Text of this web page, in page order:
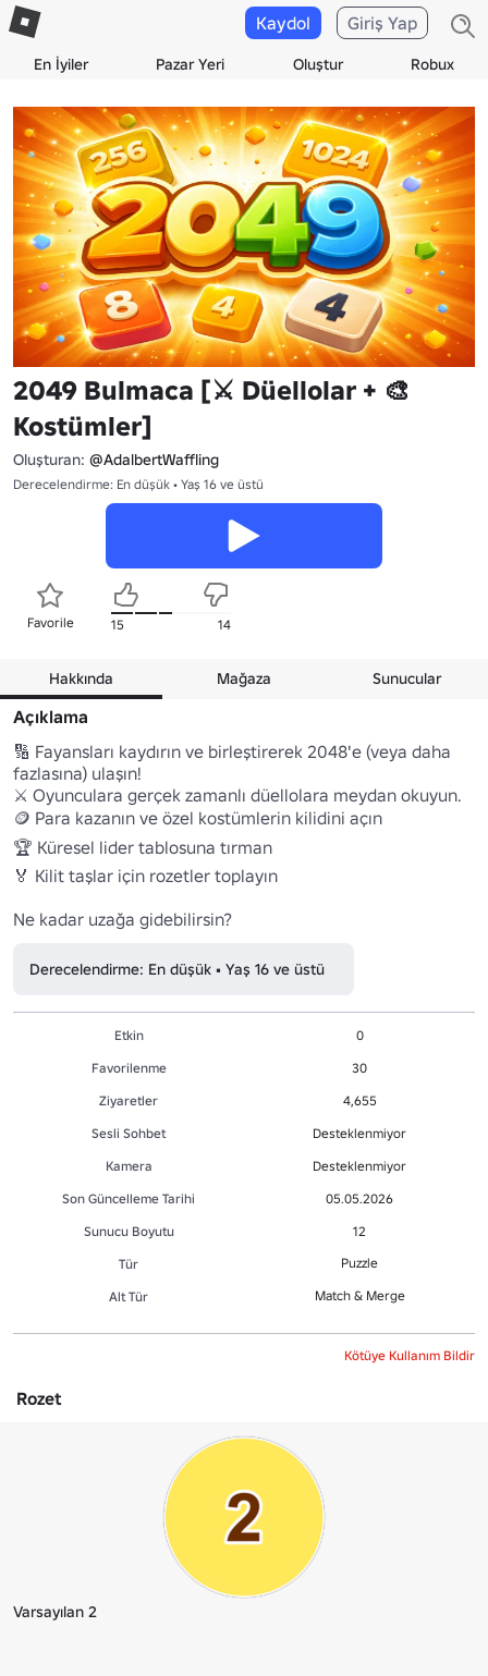
En İyiler Pazar Yeri Oluştur Robux
Kaydol Giriş Yap
2049 Bulmaca [⚔️ Düellolar + 🎨
Kostümler]
Oluşturan: @AdalbertWaffling
Derecelendirme: En düşük • Yaş 16 ve üstü
Favorile 15 14
Hakkında Mağaza Sunucular
Açıklama
🔢 Fayansları kaydırın ve birleştirerek 2048'e (veya daha
fazlasına) ulaşın!
⚔️ Oyunculara gerçek zamanlı düellolara meydan okuyun.
🪙 Para kazanın ve özel kostümlerin kilidini açın
🏆 Küresel lider tablosuna tırman
🏅 Kilit taşlar için rozetler toplayın
Ne kadar uzağa gidebilirsin?
Derecelendirme: En düşük • Yaş 16 ve üstü
Etkin
0
Favorilenme
30
Ziyaretler
4,655
Sesli Sohbet
Desteklenmiyor
Kamera
Desteklenmiyor
Son Güncelleme Tarihi
05.05.2026
Sunucu Boyutu
12
Tür
Puzzle
Alt Tür Match & Merge
Kötüye Kullanım Bildir
Rozet
Varsayılan 2